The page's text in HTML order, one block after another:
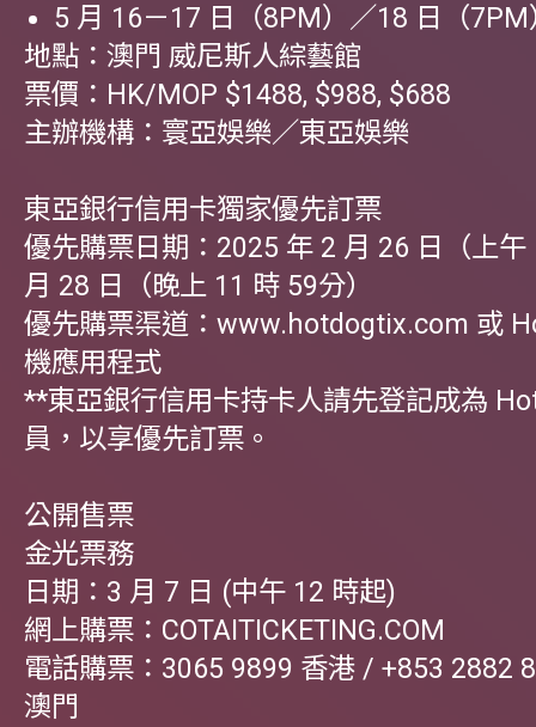
5 月 16－17 日（8PM）／18 日（7PM
地點：澳門 威尼斯人綜藝館
票價：HK/MOP $1488, $988, $688
主辦機構：寰亞娛樂／東亞娛樂
東亞銀行信用卡獨家優先訂票
優先購票日期：2025 年 2 月 26 日（上午
月 28 日（晚上 11 時 59分）
優先購票渠道：www.hotdogtix.com 或
機應用程式
**東亞銀行信用卡持卡人請先登記成為
員，以享優先訂票。
公開售票
金光票務
日期：3 月 7 日 (中午 12 時起)
網上購票：COTAITICKETING.COM
電話購票：3065 9899 香港 / +853 2882
澳門